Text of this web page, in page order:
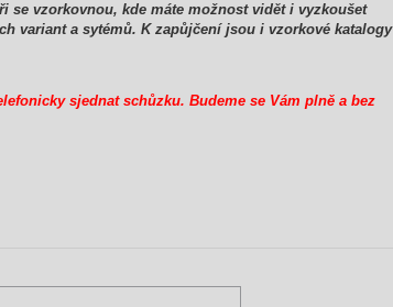
se vzorkovnou, kde máte možnost vidět i vyzkoušet
variant a sytémů. K zapůjčení jsou i vzorkové katalogy
sjednat schůzku. Budeme se Vám plně a bez